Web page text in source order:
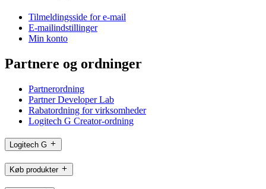
Tilmeldingsside for e-mail
E-mailindstillinger
Min konto
Partnere og ordninger
Partnerordning
Partner Developer Lab
Rabatordning for virksomheder
Logitech G Creator-ordning
Logitech G
Køb produkter